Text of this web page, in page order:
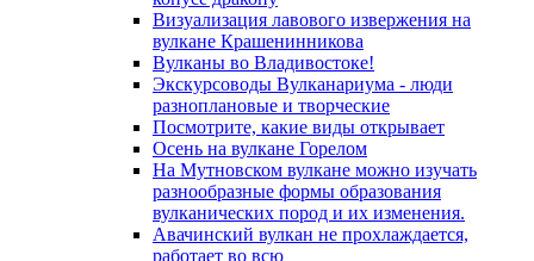
Визуализация лавового извержения на
вулкане Крашенинникова
Вулканы во Владивостоке!
Экскурсоводы Вулканариума - люди
разноплановые и творческие
Посмотрите, какие виды открывает
Осень на вулкане Горелом
На Мутновском вулкане можно изучать
разнообразные формы образования
вулканических пород и их изменения.
Авачинский вулкан не прохлаждается,
работает во всю